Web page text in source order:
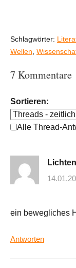
Schlagwörter:
Wellen
7 Kommentare
Sortieren:
Alle Thread-
ein bewegliches
Antworten